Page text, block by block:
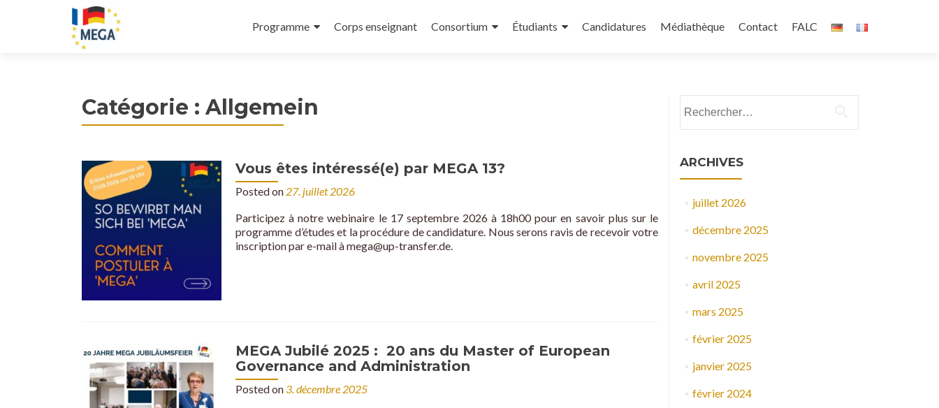
Menu
Programme Corps enseignant Consortium Étudiants Candidatures Médiathèque Contact FALC
Catégorie : Allgemein
Vous êtes intéressé(e) par MEGA 13?
Posted on 27. juillet 2026
Participez à notre webinaire le 17 septembre 2026 à 18h00 pour en savoir plus sur le
programme d’études et la procédure de candidature. Nous serons ravis de recevoir votre
inscription par e-mail à mega@up-transfer.de.
MEGA Jubilé 2025 : 20 ans du Master of European
Governance and Administration
Posted on3. décembre 2025
ARCHIVES
juillet 2026
décembre 2025
novembre 2025
avril 2025
mars 2025
février 2025
janvier 2025
février 2024